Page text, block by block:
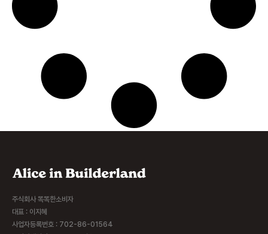
주식회사 똑똑한소비자
대표 : 이지혜
사업자등록번호 : 702-86-01564